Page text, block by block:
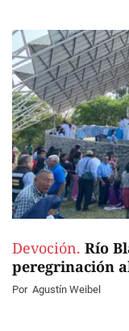
Devoción. Río
peregrinación
Por Agustín Weibel